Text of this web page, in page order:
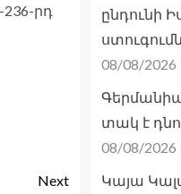
րդ
Next
ընդունի
08/08/2026
տակ է
08/08/2026
Կայա